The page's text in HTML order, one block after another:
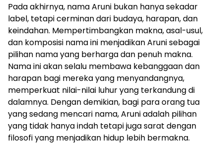
Pada akhirnya, nama Aruni bukan hanya sekadar
label, tetapi cerminan dari budaya, harapan, dan
keindahan. Mempertimbangkan makna, asal-usul,
dan komposisi nama ini menjadikan Aruni sebagai
pilihan nama yang berharga dan penuh makna.
Nama ini akan selalu membawa kebanggaan dan
harapan bagi mereka yang menyandangnya,
memperkuat nilai-nilai luhur yang terkandung di
dalamnya. Dengan demikian, bagi para orang tua
yang sedang mencari nama, Aruni adalah pilihan
yang tidak hanya indah tetapi juga sarat dengan
filosofi yang menjadikan hidup lebih bermakna.